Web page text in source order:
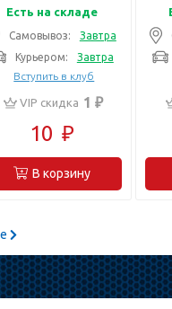
вставки и рамки
светло-серый
Электрическая
SM)
Есть на складе
Самовывоз:
Завтра
Курьером:
Завтра
Вступить в клуб
VIP скидка 1 ₽
10 ₽
В корзину